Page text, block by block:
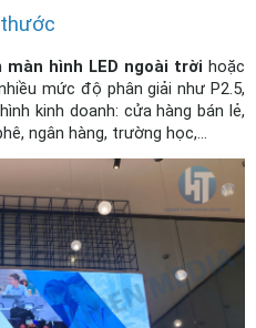
màn hình LED ngoài trời
mức độ phân giải như P2.5,
kinh doanh: cửa hàng bán lẻ,
ngân hàng, trường học,...